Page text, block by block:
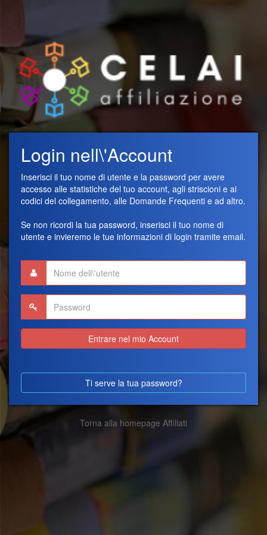
Login nell\'Account
Inserisci il tuo nome di utente e la password per avere
accesso alle statistiche del tuo account, agli striscioni e ai
codici del collegamento, alle Domande Frequenti e ad altro.
Se non ricordi la tua password, inserisci il tuo nome di
utente e invieremo le tue informazioni di login tramite email.
Entrare nel mio Account
Ti serve la tua password?
Torna alla homepage Affiliati